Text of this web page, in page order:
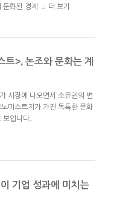
화된 경제
→ 더 보기
트>, 논조와 문화는 계
시장에 나오면서 소유권의 변
미스트지가 가진 독특한 문화
입니다.
기업 성과에 미치는